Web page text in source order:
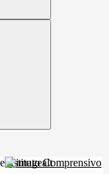
Istituto Comprensivo